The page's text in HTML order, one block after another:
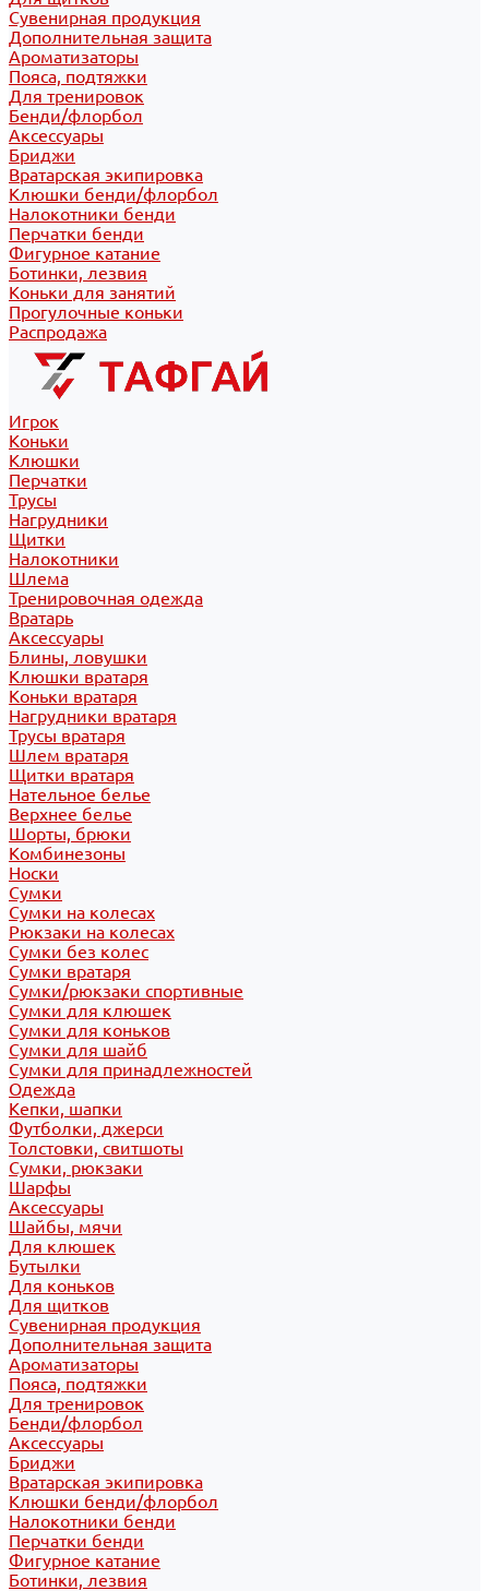
Сувенирная продукция
Дополнительная защита
Ароматизаторы
Пояса, подтяжки
Для тренировок
Бенди/флорбол
Аксессуары
Бриджи
Вратарская экипировка
Клюшки бенди/флорбол
Налокотники бенди
Перчатки бенди
Фигурное катание
Ботинки, лезвия
Коньки для занятий
Прогулочные коньки
Распродажа
Игрок
Коньки
Клюшки
Перчатки
Трусы
Нагрудники
Щитки
Налокотники
Шлема
Тренировочная одежда
Вратарь
Аксессуары
Блины, ловушки
Клюшки вратаря
Коньки вратаря
Нагрудники вратаря
Трусы вратаря
Шлем вратаря
Щитки вратаря
Нательное белье
Верхнее белье
Шорты, брюки
Комбинезоны
Носки
Сумки
Сумки на колесах
Рюкзаки на колесах
Сумки без колес
Сумки вратаря
Сумки/рюкзаки спортивные
Сумки для клюшек
Сумки для коньков
Сумки для шайб
Сумки для принадлежностей
Одежда
Кепки, шапки
Футболки, джерси
Толстовки, свитшоты
Сумки, рюкзаки
Шарфы
Аксессуары
Шайбы, мячи
Для клюшек
Бутылки
Для коньков
Для щитков
Сувенирная продукция
Дополнительная защита
Ароматизаторы
Пояса, подтяжки
Для тренировок
Бенди/флорбол
Аксессуары
Бриджи
Вратарская экипировка
Клюшки бенди/флорбол
Налокотники бенди
Перчатки бенди
Фигурное катание
Ботинки, лезвия